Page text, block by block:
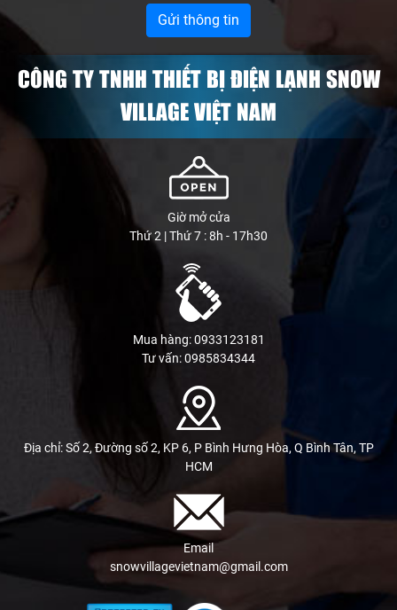
CÔNG TY TNHH THIẾT BỊ ĐIỆN LẠNH SNOW
VILLAGE VIỆT NAM
Giờ mở cửa
Thứ 2 | Thứ 7 : 8h - 17h30
Mua hàng: 0933123181
Tư vấn: 0985834344
Địa chỉ: Số 2, Đường số 2, KP 6, P Bình Hưng Hòa, Q Bình Tân, TP
HCM
Email
snowvillagevietnam@gmail.com